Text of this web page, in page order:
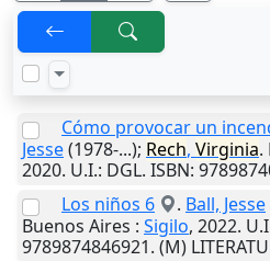
Cómo provocar un
Jesse(1978-...); Rech, Virginia.
2020. U.I.: DGL. ISBN:
Los niños 6
. Ball, Jesse
Buenos Aires : Sigilo, 2022.
9789874846921. (M)